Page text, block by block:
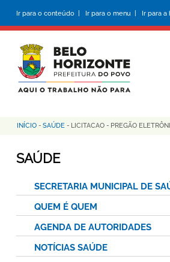
conteúdo
principal
Ir para o conteúdo | Ir para o menu | Ir para a
Trilha
de
INÍCIO - SAÚDE - LICITACAO - PREGÃO
SAÚDE
SECRETARIA MUNICIPAL DE
QUEM É QUEM
AGENDA DE AUTORIDADES
NOTÍCIAS SAÚDE